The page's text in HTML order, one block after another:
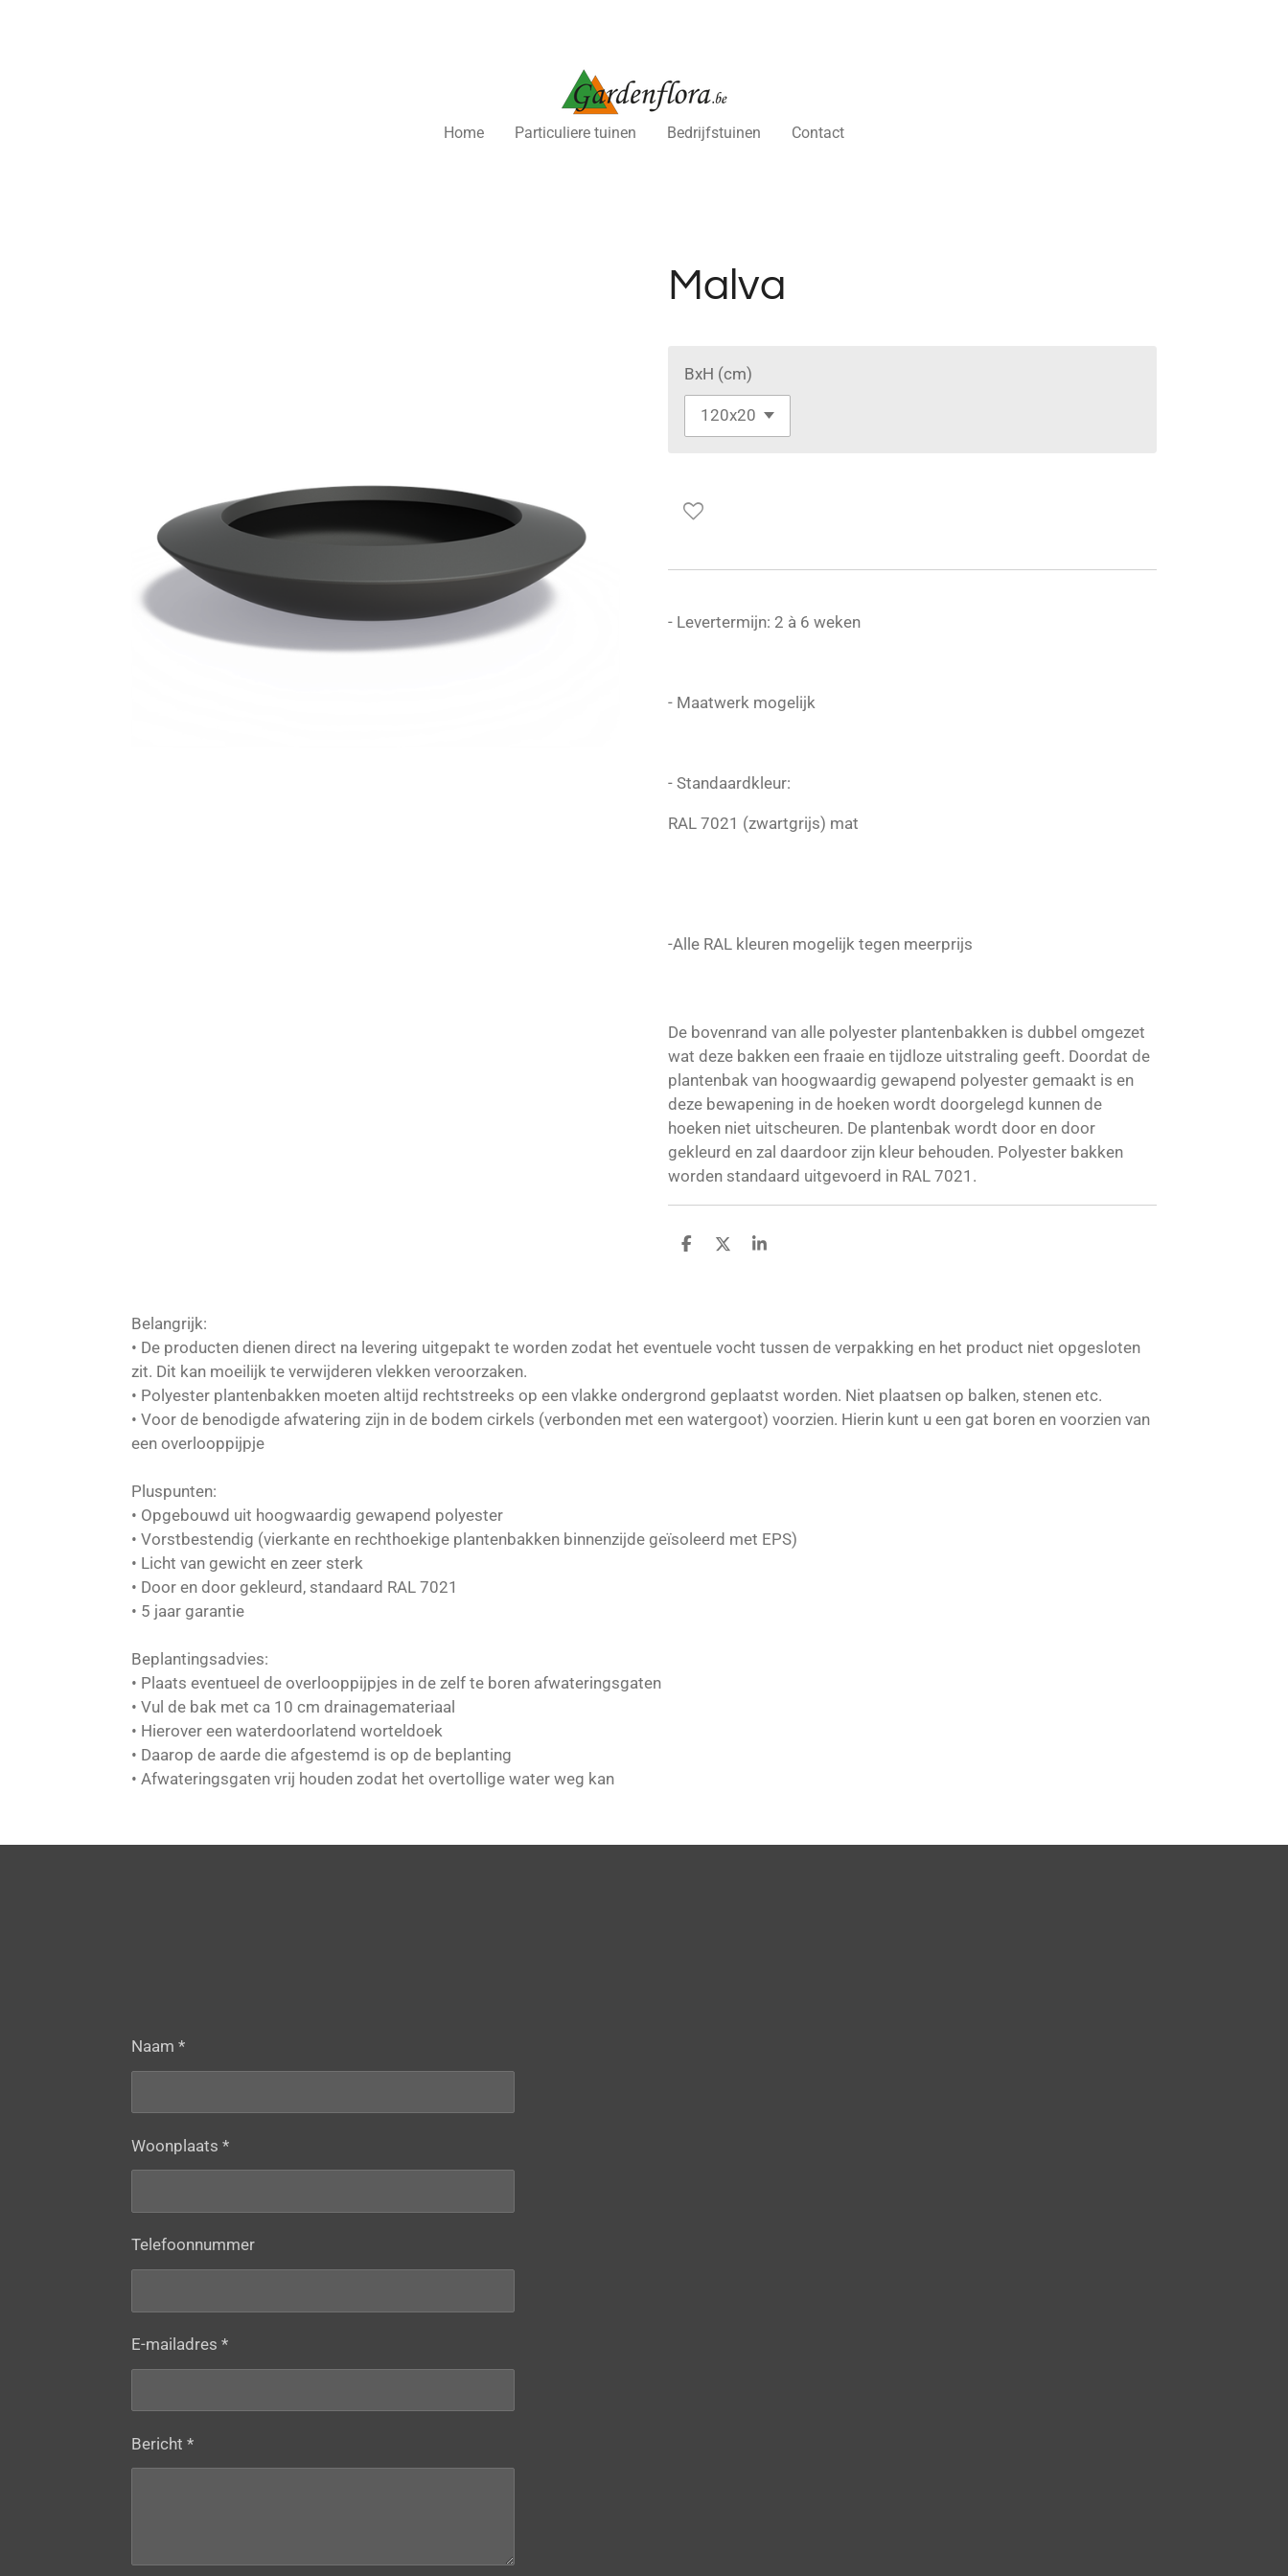
Home
Particuliere tuinen Bedrijfstuinen Contact
Malva
BxH (cm)
- Levertermijn: 2 à 6 weken
- Maatwerk mogelijk
- Standaardkleur:
RAL 7021 (zwartgrijs) mat
-Alle RAL kleuren mogelijk tegen meerprijs
De bovenrand van alle polyester plantenbakken is dubbel omgezet
wat deze bakken een fraaie en tijdloze uitstraling geeft. Doordat de
plantenbak van hoogwaardig gewapend polyester gemaakt is en
deze bewapening in de hoeken wordt doorgelegd kunnen de
hoeken niet uitscheuren. De plantenbak wordt door en door
gekleurd en zal daardoor zijn kleur behouden. Polyester bakken
worden standaard uitgevoerd in RAL 7021.
D
D
S
Belangrijk:
• De producten dienen direct na levering uitgepakt te worden zodat het eventuele vocht tussen de verpakking en het product niet opgesloten
zit. Dit kan moeilijk te verwijderen vlekken veroorzaken.
• Polyester plantenbakken moeten altijd rechtstreeks op een vlakke ondergrond geplaatst worden. Niet plaatsen op balken, stenen etc.
• Voor de benodigde afwatering zijn in de bodem cirkels (verbonden met een watergoot) voorzien. Hierin kunt u een gat boren en voorzien van
een overlooppijpje
Pluspunten:
• Opgebouwd uit hoogwaardig gewapend polyester
• Vorstbestendig (vierkante en rechthoekige plantenbakken binnenzijde geïsoleerd met EPS)
• Licht van gewicht en zeer sterk
• Door en door gekleurd, standaard RAL 7021
• 5 jaar garantie
Beplantingsadvies:
• Plaats eventueel de overlooppijpjes in de zelf te boren afwateringsgaten
• Vul de bak met ca 10 cm drainagemateriaal
• Hierover een waterdoorlatend worteldoek
• Daarop de aarde die afgestemd is op de beplanting
• Afwateringsgaten vrij houden zodat het overtollige water weg kan
Naam *
Woonplaats *
Telefoonnummer
E-mailadres *
Bericht *